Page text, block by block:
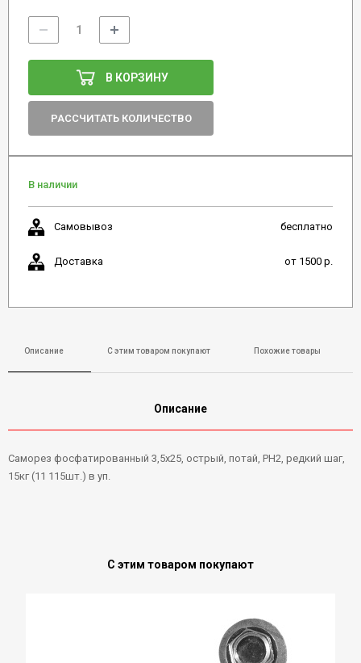
В КОРЗИНУ
РАССЧИТАТЬ КОЛИЧЕСТВО
В наличии
Самовывоз бесплатно
Доставка от 1500 р.
Описание С этим товаром покупают Похожие товары
Описание
Саморез фосфатированный 3,5х25, острый, потай, PH2, редкий шаг,
15кг (11 115шт.) в уп.
С этим товаром покупают